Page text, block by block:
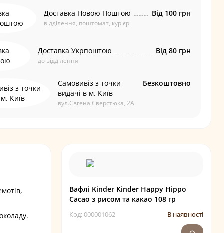
Доставка Новою Поштою
відділення, поштомат, кур'єр
Від 100 грн
Доставка Укрпоштою
до відділення
Від 80 грн
Самовивіз з точки
видачі в м. Київ
вул.Євгена Сверстюка, 2А
Безкоштовно
Вафлі Kinder Kinder Happy Hippo
Cacao з рисом та какао 108 гр
Код: 000001062 В наявності